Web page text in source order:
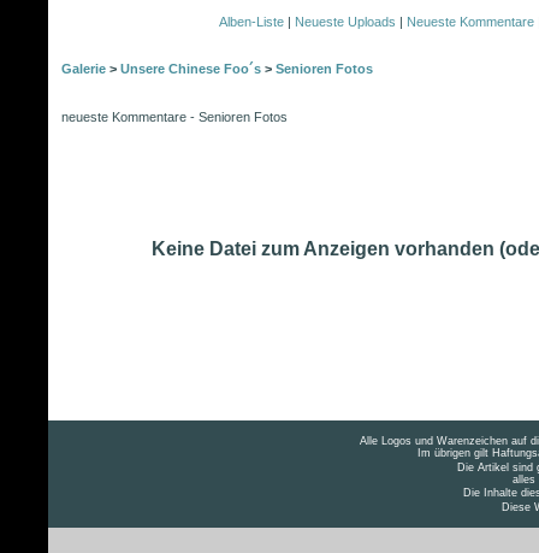
Alben-Liste Neueste Uploads Neueste Kommentare
Galerie > Unsere Chinese Foo´s > Senioren Fotos
neueste Kommentare - Senioren Fotos
Keine Datei zum Anzeigen vorhanden
Alle Logos und Warenzeichen auf
Im übrigen gilt
Die Artikel sind
alles
Die Inhalte
Diese